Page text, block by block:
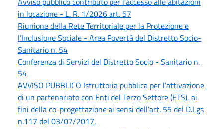
in locazione - L. R. 1/2026 art. 57
Riunione della Rete Territoriale per la Protezione e
l’Inclusione Sociale - Area Povertà del Distretto Socio-
Sanitario n. 54
Conferenza di Servizi del Distretto Socio - Sanitario n.
54
AVVISO PUBBLICO Istruttoria pubblica per l’attivazione
di un partenariato con Enti del Terzo Settore (ETS), ai
fini della co-progettazione ai sensi dell’art. 55 del D.Lgs
n.117 del 03/07/2017,